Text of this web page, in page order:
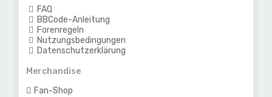
FAQ
BBCode-Anleitung
Forenregeln
Nutzungsbedingungen
Datenschutzerklärung
Merchandise
Fan-Shop